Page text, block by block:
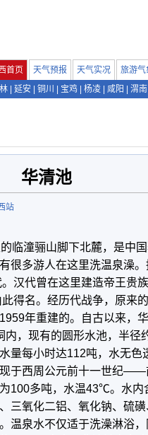
首页 天气预报 天气实况 旅游气
延安 铜川 宝鸡 杨凌 咸阳 渭南
华清池
站
临潼骊山脚下北麓，是中
很多游人在这里洗温泉澡
汉代曾在这里建造帝王贵
此得名。经历代战争，原来
年重建的。自古以来，
，现有的圆形水池，半径
量每小时达112吨，水无色
于西周公元前十一世纪——
100多吨，水温43℃。水内
三氧化二铝、氧化钠、硫磺
温泉水不仅适于洗澡淋浴